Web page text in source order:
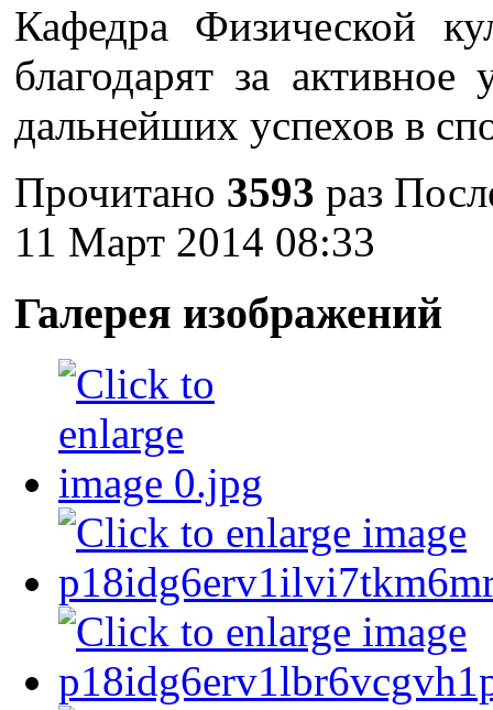
Кафедра Физической
благодарят за
дальнейших успехов в
Прочитано 3593 раз
11 Март 2014 08:33
Галерея изображений